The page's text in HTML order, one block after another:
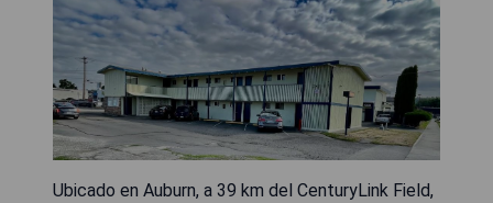
Ubicado en Auburn, a 39 km del CenturyLink Field,